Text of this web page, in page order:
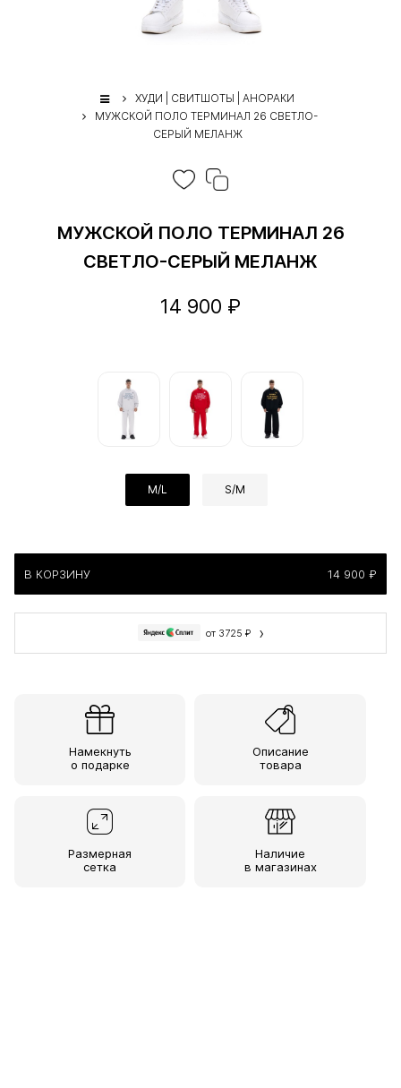
ХУДИ | СВИТШОТЫ | АНОРАКИ
МУЖСКОЙ ПОЛО ТЕРМИНАЛ 26 СВЕТЛО-
СЕРЫЙ МЕЛАНЖ
МУЖСКОЙ ПОЛО ТЕРМИНАЛ 26
СВЕТЛО-СЕРЫЙ МЕЛАНЖ
14 900 ₽
M/L S/M
В КОРЗИНУ 14 900 ₽
от 3725 ₽ ›
Намекнуть
о подарке
Описание
товара
Размерная
сетка
Наличие
в магазинах